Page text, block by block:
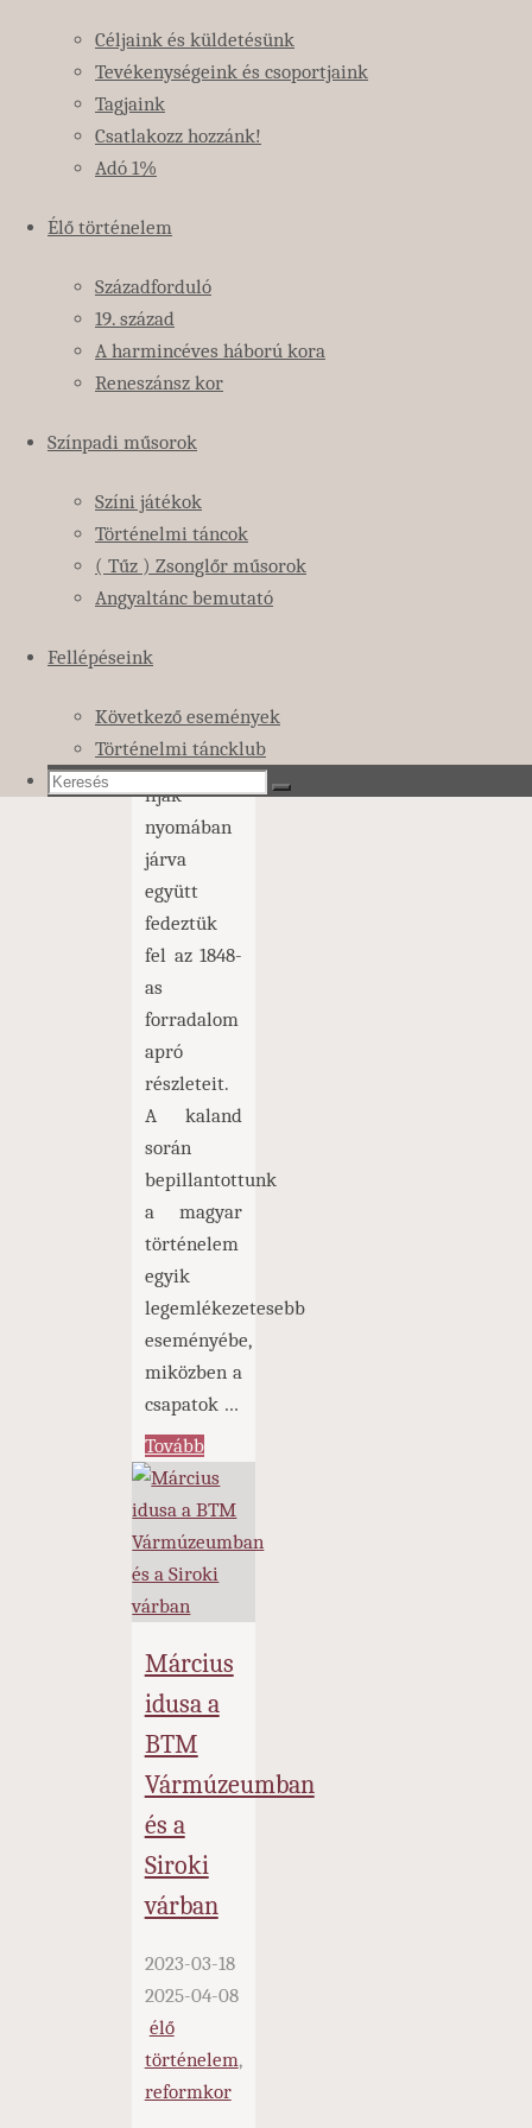
Céljaink és küldetésünk
Tevékenységeink és csoportjaink
Tagjaink
Csatlakozz hozzánk!
Adó 1%
Élő történelem
Századforduló
19. század
A harmincéves háború kora
Reneszánsz kor
Színpadi műsorok
Színi játékok
Történelmi táncok
( Tűz ) Zsonglőr műsorok
Angyaltánc bemutató
Fellépéseink
Következő események
Történelmi táncklub
Keresés:
Keresés
2025-04-08
élő
történelem
reformkor
vár] Az
Óbuda
főterén
található
kávézóban
Ifjak
Kalandtúra
keretében
időutazáson
részt a
akikkel a
márciusi
ifjak
nyomában
járva
együtt
fedeztük
fel az 1848-
as
forradalom
apró
részleteit.
A kaland
során
bepillantottunk
a magyar
történelem
egyik
legemlékezetesebb
eseményébe,
miközben a
csapatok …
Tovább"Márciusi
forradalmi
kalandtúra
(Óbudától
Sirokig)"
Március
idusa a
BTM
Vármúzeumban
és a
Siroki
várban
2023-03-18
2025-04-08
élő
történelem,
reformkor